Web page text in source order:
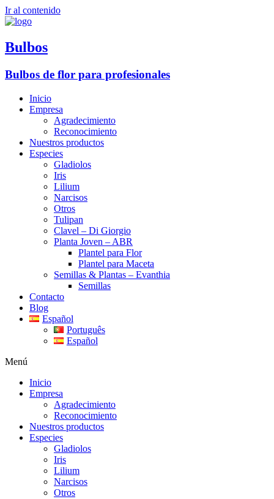
Ir al contenido
Bulbos
Bulbos de flor para profesionales
Inicio
Empresa
Agradecimiento
Reconocimiento
Nuestros productos
Especies
Gladiolos
Iris
Lilium
Narcisos
Otros
Tulipan
Clavel – Di Giorgio
Planta Joven – ABR
Plantel para Flor
Plantel para Maceta
Semillas & Plantas – Evanthia
Semillas
Contacto
Blog
Español
Português
Español
Menú
Inicio
Empresa
Agradecimiento
Reconocimiento
Nuestros productos
Especies
Gladiolos
Iris
Lilium
Narcisos
Otros